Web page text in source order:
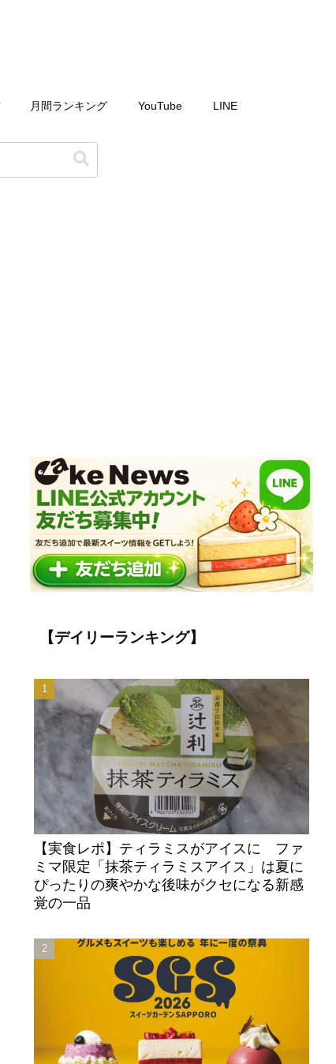
月間ランキング YouTube LINE
【デイリーランキング】
【実食レポ】ティラミスがアイスに ファ
ミマ限定「抹茶ティラミスアイス」は夏に
ぴったりの爽やかな後味がクセになる新感
覚の一品